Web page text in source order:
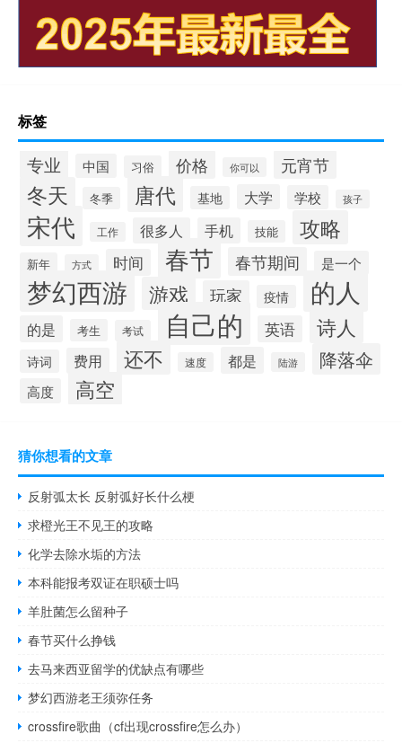
标签
专业 中国 习俗 价格 你可以 元宵节
冬天 冬季 唐代 基地 大学 学校 孩子
宋代 工作 很多人 手机 技能 攻略
新年 方式 时间 春节 春节期间 是一个
梦幻西游 游戏 玩家 疫情 的人
的是 考生 考试 自己的 英语 诗人
诗词 费用 还不 速度 都是 陆游 降落伞
高度 高空
猜你想看的文章
反射弧太长 反射弧好长什么梗
求橙光王不见王的攻略
化学去除水垢的方法
本科能报考双证在职硕士吗
羊肚菌怎么留种子
春节买什么挣钱
去马来西亚留学的优缺点有哪些
梦幻西游老王须弥任务
crossfire歌曲（cf出现crossfire怎么办）